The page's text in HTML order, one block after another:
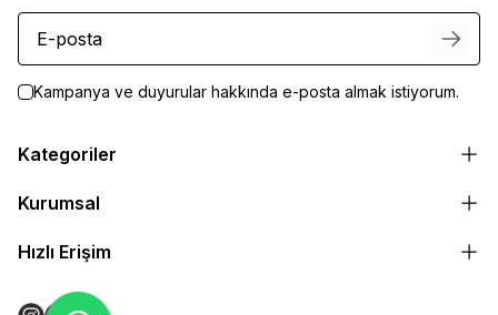
Kampanya ve duyurular hakkında e-posta almak istiyorum.
Kategoriler
Kurumsal
Hızlı Erişim